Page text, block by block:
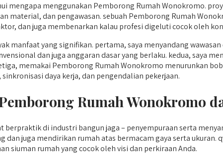
mengapa menggunakan Pemborong Rumah Wonokromo.
material, dan pengawasan. sebuah Pemborong Rumah
dan juga membenarkan kalau profesi digeluti cocok oleh
manfaat yang signifikan. pertama, saya menyandang
dan juga anggaran dasar yang berlaku. kedua, saya
memakai Pemborong Rumah Wonokromo menurunkan
daya kerja, dan pengendalian pekerjaan.
Rumah Wonokromo
di industri bangun jaga – penyempuraan serta
juga mendirikan rumah atas bermacam gaya serta ukuran.
siuman rumah yang cocok oleh visi dan perkiraan Anda.